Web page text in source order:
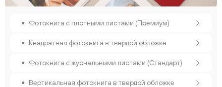
Фотокнига с плотными листами (Премиум)
Квадратная фотокнига в твердой обложке
Фотокнига с журнальными листами (Стандарт)
Вертикальная фотокнига в твердой обложке